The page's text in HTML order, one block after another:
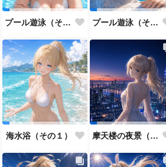
プール遊泳（その２） プール遊泳（その１）
海水浴（その１） 摩天楼の夜景（その２）